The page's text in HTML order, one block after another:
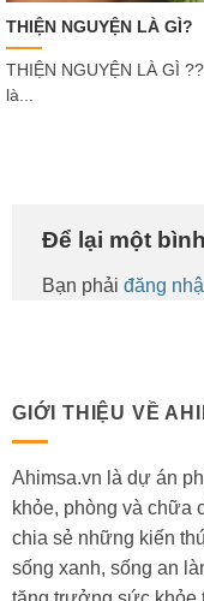
THIỆN NGUYỆN LÀ GÌ?
THIỆN NGUYỆN LÀ GÌ
là...
Để lại một
Bạn phải đăng
GIỚI THIỆU VỀ
Ahimsa.vn là dự án
khỏe, phòng và chữa
chia sẻ những kiến
sống xanh, sống an